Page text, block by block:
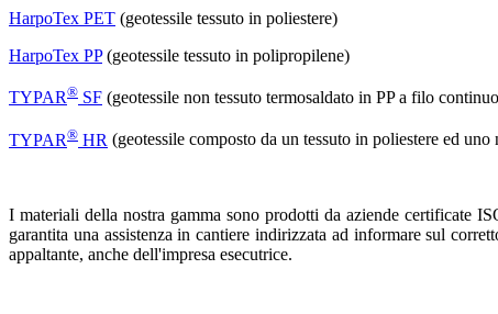
HarpoTex PET (geotessile tessuto in poliestere)
HarpoTex PP(geotessile tessuto in polipropilene)
TYPAR® SF (geotessile non tessuto termosaldato in PP a filo
TYPAR® HR (geotessile composto da un tessuto in poliestere ed uno
I materiali della nostra gamma sono prodotti da aziende certificate
garantita una assistenza in cantiere indirizzata ad informare sul
appaltante, anche dell'impresa esecutrice.